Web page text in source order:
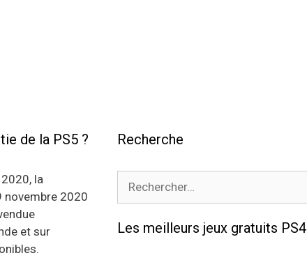
de la PS5 ?
la
novembre 2020
et sur
Recherche
Les meilleurs jeux gratuits PS4